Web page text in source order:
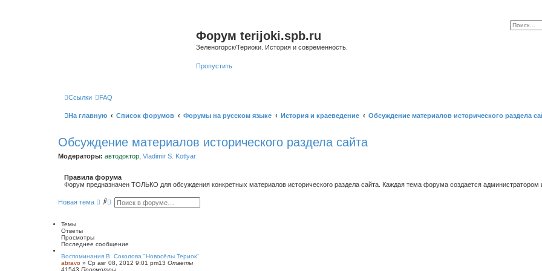
Форум terijoki.spb.ru
Зеленогорск/Териоки. История и современность.
Пропустить
Ссылки FAQ
На главную Список форумов Форумы на русском языке История и краеведение Обсуждение материалов исторического раздела
Обсуждение материалов исторического раздела сайта
Модераторы: автодоктор Vladimir S. Kotlyar
Правила форума
Форум предназначен ТОЛЬКО для обсуждения конкретных материалов исторического раздела сайта. Каждая тема форума создается администратором
Новая тема
П Р
е
н
ы
Темы
Ответы
Просмотры
Последнее сообщение
Воспоминания В. Соколова "Новосёлы Териок"
abravo » Ср авг 08, 2012 9:01 pm13 Ответы
41543 Просмотры